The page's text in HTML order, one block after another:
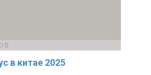
0
в китае 2025